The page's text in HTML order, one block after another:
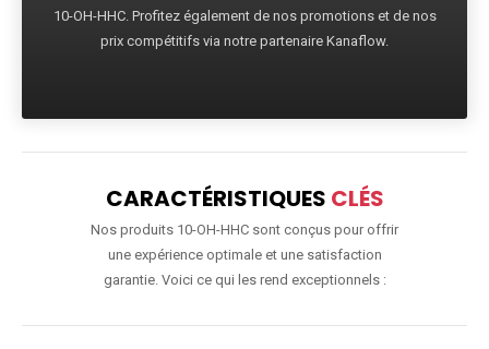
10-OH-HHC. Profitez également de nos promotions et de nos
prix compétitifs via notre partenaire Kanaflow.
CARACTÉRISTIQUES CLÉS
Nos produits 10-OH-HHC sont conçus pour offrir
une expérience optimale et une satisfaction
garantie. Voici ce qui les rend exceptionnels :